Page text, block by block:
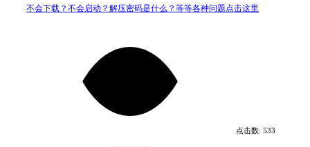
不会下载？不会启动？解压密码是什么？等等各种问题点击这里
点击数: 533